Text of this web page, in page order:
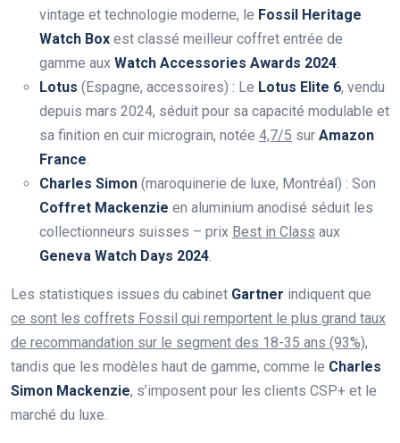
vintage et technologie moderne, le Fossil Heritage
Watch Box est classé meilleur coffret entrée de
gamme aux Watch Accessories Awards 2024
Lotus (Espagne, accessoires) : Le Lotus Elite 6, vendu
depuis mars 2024, séduit pour sa capacité modulable et
sa finition en cuir micrograin, notée 4,7/5 sur Amazon
France
Charles Simon (maroquinerie de luxe, Montréal) : Son
Coffret Mackenzie en aluminium anodisé séduit les
collectionneurs suisses – prix Best in Class aux
Geneva Watch Days 2024
Les statistiques issues du cabinet Gartner indiquent que
ce sont les coffrets Fossil qui remportent le plus grand taux
de recommandation sur le segment des 18-35 ans (93%),
tandis que les modèles haut de gamme, comme le Charles
Simon Mackenzie, s’imposent pour les clients CSP+ et le
marché du luxe.